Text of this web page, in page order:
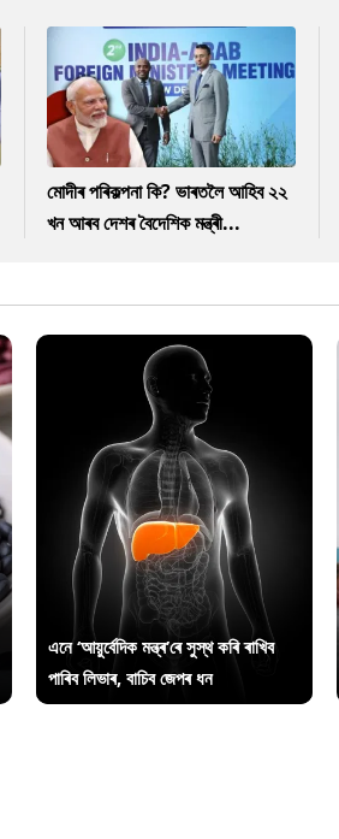
মোদীৰ পৰিকল্পনা কি? ভাৰতলৈ আহিব ২২
খন আৰব দেশৰ বৈদেশিক মন্ত্ৰী...
এনে ‘আয়ুৰ্বেদিক মন্ত্ৰ’ৰে সুস্থ কৰি ৰাখিব
পাৰিব লিভাৰ, বাচিব জেপৰ ধন